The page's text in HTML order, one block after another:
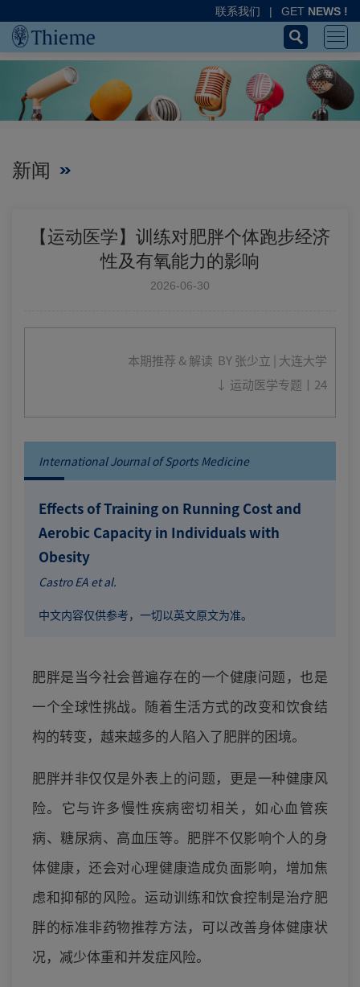
联系我们 | GET NEWS !
新闻
【运动医学】训练对肥胖个体跑步经济
性及有氧能力的影响
2026-06-30
本期推荐 & 解读 BY张少立 | 大连大学
↓ 运动医学专题丨24
International Journal of Sports Medicine
Effects of Training on Running Cost and
Aerobic Capacity in Individuals with
Obesity
Castro EA et al.
中文内容仅供参考，一切以英文原文为准。
肥胖是当今社会普遍存在的一个健康问题，也是
一个全球性挑战。随着生活方式的改变和饮食结
构的转变，越来越多的人陷入了肥胖的困境。
肥胖并非仅仅是外表上的问题，更是一种健康风
险。它与许多慢性疾病密切相关，如心血管疾
病、糖尿病、高血压等。肥胖不仅影响个人的身
体健康，还会对心理健康造成负面影响，增加焦
虑和抑郁的风险。运动训练和饮食控制是治疗肥
胖的标准非药物推荐方法，可以改善身体健康状
况，减少体重和并发症风险。